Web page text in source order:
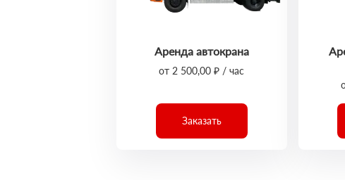
Аренда автокрана
от 2 500,00 ₽ / час
Заказать